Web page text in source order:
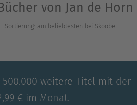
von Jan de Horn
Sortierung: am beliebtesten bei Skoobe
weitere Titel mit der
€ im Monat.